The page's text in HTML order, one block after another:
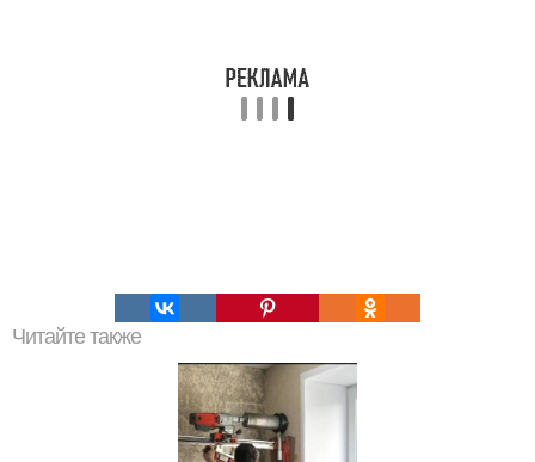
Читайте также